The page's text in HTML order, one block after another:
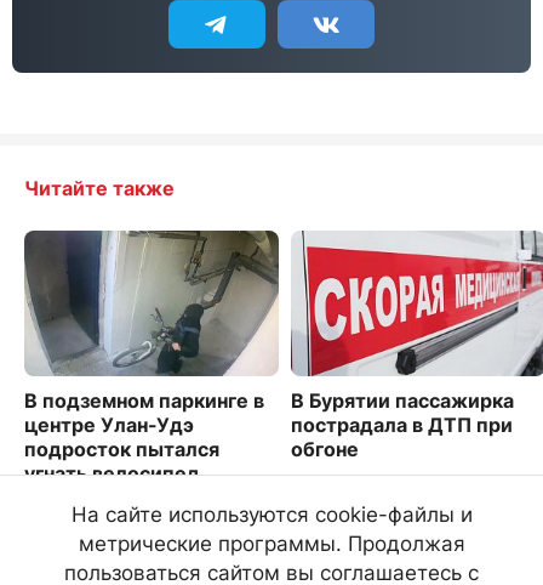
Читайте также
В подземном паркинге в
центре Улан-Удэ
подросток пытался
угнать велосипед
3953
В Бурятии пассажирка
пострадала в ДТП при
обгоне
На сайте используются cookie-файлы и
метрические программы. Продолжая
пользоваться сайтом вы соглашаетесь с